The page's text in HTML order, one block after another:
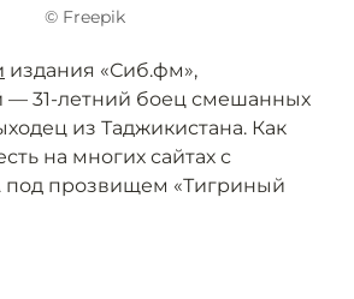
© Freepik
издания «Сиб.фм»,
— 31-летний боец смешанных
из Таджикистана. Как
на многих сайтах с
прозвищем «Тигриный